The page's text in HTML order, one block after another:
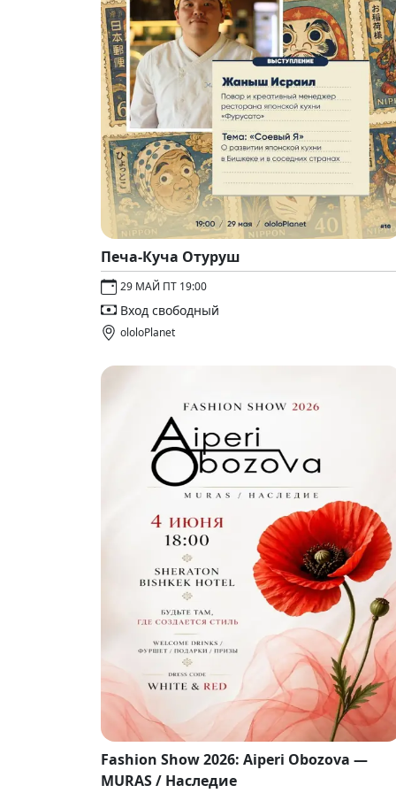
Печа-Куча Отуруш
29 МАЙ ПТ 19:00
Вход свободный
ololoPlanet
Fashion Show 2026: Aiperi Obozova —
MURAS / Наследие